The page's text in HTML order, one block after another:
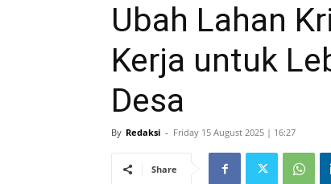
Ubah Lahan
Kerja untuk
Desa
By Redaksi - Friday 15 August 2025 | 16:27
Share